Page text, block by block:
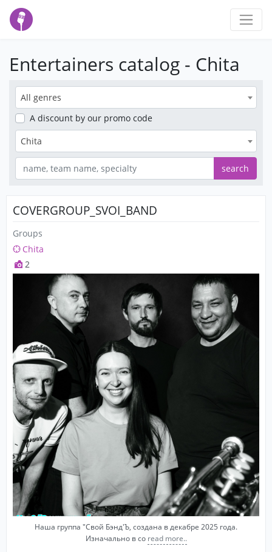
Entertainers catalog - Chita
All genres
A discount by our promo code
Chita
search
COVERGROUP_SVOI_BAND
Groups
Chita
2
Наша группа "Свой Бэнд'Ъ, создана в декабре 2025 года.
Изначально в со read more..